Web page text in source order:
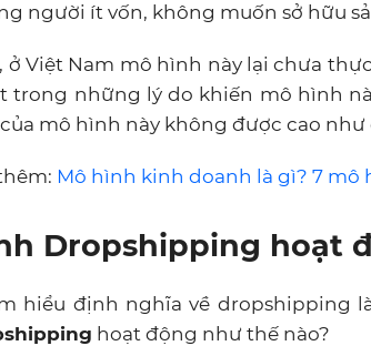
người ít vốn, không muốn sở hữu
ở Việt Nam mô hình này lại chưa
trong những lý do khiến mô hình
mô hình này không được cao như
Mô hình kinh doanh là gì? 7
Dropshipping hoạt
hiểu định nghĩa về dropshipping
hoạt động như thế nào?